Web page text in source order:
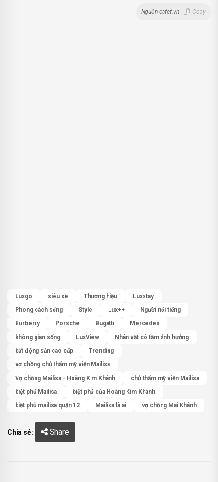
Nguồn cafef.vn Copy
Luxgo siêu xe Thương hiệu
Luxstay
Phong cách sống
Style Lux++
Người nổi tiếng
Burberry
Porsche Bugatti
Mercedes
không gian sống
LuxView
Nhân vật có tầm ảnh hưởng
bất động sản cao cấp
Trending
vợ chồng chủ thẩm mỹ viện Mailisa
Vợ chồng Mailisa - Hoàng Kim Khánh
chủ thẩm mỹ viện Mailisa
biệt phủ Mailisa
biệt phủ của Hoàng Kim Khánh
biệt phủ mailisa quận 12
Mailisa là ai vợ chồng Mai Khánh
Chia sẻ: Share